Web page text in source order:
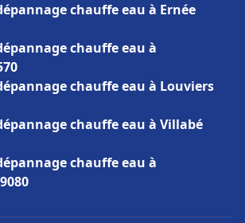
chauffe eau à Ernée
chauffe eau à
chauffe eau à Louviers
chauffe eau à Villabé
chauffe eau à